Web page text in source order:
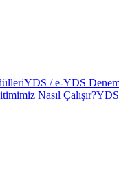
YDS / e-YDS
Nasıl Çalışır?YDS